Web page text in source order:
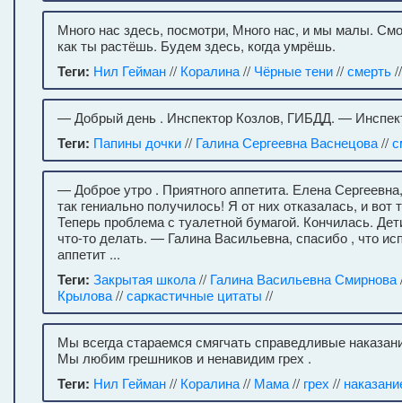
Много нас здесь, посмотри, Много нас, и мы малы.
как ты растёшь. Будем здесь, когда умрёшь.
Теги: Нил Гейман// Коралина// Чёрные тени//смерть
— Добрый день . Инспектор Козлов, ГИБДД. —
Теги: Папины дочки// Галина Сергеевна Васнецова//
— Доброе утро . Приятного аппетита. Елена
так гениально получилось! Я от них отказалась, и вот
Теперь проблема с туалетной бумагой. Кончилась.
что-то делать. — Галина Васильевна, спасибо , что
аппетит ...
Теги: Закрытая школа// Галина Васильевна Смирнова
Крылова//саркастичные цитаты //
Мы всегда стараемся смягчать справедливые
Мы любим грешников и ненавидим грех .
Теги: Нил Гейман// Коралина// Мама// грех //